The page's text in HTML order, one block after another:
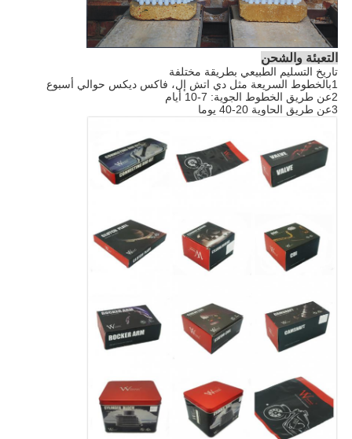
التعبئة والشحن
تاريخ التسليم الطبيعي بطريقة مختلفة
1بالخطوط السريعة مثل دي اتش إل، فاكس ديكس حوالي أسبوع
2عن طريق الخطوط الجوية: 7-10 أيام
3عن طريق الحاوية 20-40 يوما